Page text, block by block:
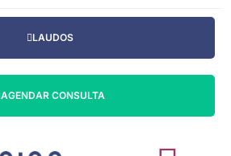
LAUDOS
AGENDAR CONSULTA